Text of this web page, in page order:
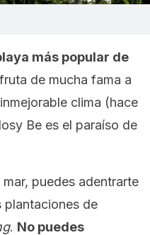
más popular de
de mucha fama a
clima (hace
Be es el paraíso de
puedes adentrarte
plantaciones de
. No puedes